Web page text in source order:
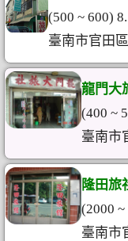
(500 ~ 600)
臺南市官田
龍門大
(400 ~
臺南市
隆田旅
(2000
臺南市